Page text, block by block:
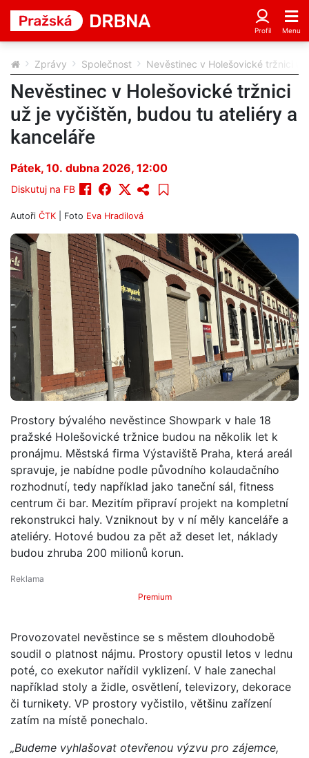
Zprávy Společnost Nevěstinec v Holešovické tržnici
Nevěstinec v Holešovické tržnici
už je vyčištěn, budou tu ateliéry a
kanceláře
Pátek, 10. dubna 2026, 12:00
Diskutuj na FB
Autoři ČTK | Foto Eva Hradilová
Prostory bývalého nevěstince Showpark v hale 18
pražské Holešovické tržnice budou na několik let k
pronájmu. Městská firma Výstaviště Praha, která areál
spravuje, je nabídne podle původního kolaudačního
rozhodnutí, tedy například jako taneční sál, fitness
centrum či bar. Mezitím připraví projekt na kompletní
rekonstrukci haly. Vzniknout by v ní měly kanceláře a
ateliéry. Hotové budou za pět až deset let, náklady
budou zhruba 200 milionů korun.
Premium
Provozovatel nevěstince se s městem dlouhodobě
soudil o platnost nájmu. Prostory opustil letos v lednu
poté, co exekutor nařídil vyklizení. V hale zanechal
například stoly a židle, osvětlení, televizory, dekorace
či turnikety. VP prostory vyčistilo, většinu zařízení
zatím na místě ponechalo.
„Budeme vyhlašovat otevřenou výzvu pro zájemce,